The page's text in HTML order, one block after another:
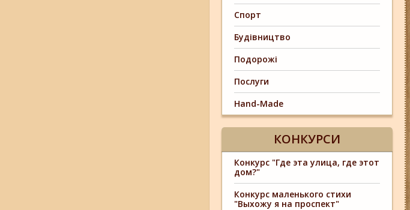
Спорт
Будівництво
Подорожі
Послуги
Hand-Made
КОНКУРСИ
Конкурс "Где эта улица, где этот
дом?"
Конкурс маленького стихи
"Выхожу я на проспект"